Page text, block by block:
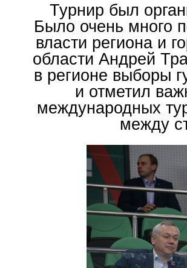
Турнир был
Было очень много
власти региона и
области Андрей
в регионе выборы
и отметил
международных
между